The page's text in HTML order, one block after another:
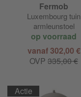
Fermob
Luxembourg tuin
armleunstoel
op voorraad
vanaf 302,00 €
OVP 335,00 €
Actie